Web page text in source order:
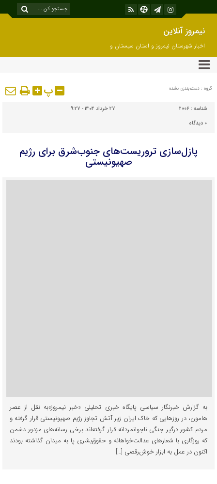
نیمروز آنلاین
اخبار شهرستان نیمروز و استان سیستان و
بلوچستان
گروه : دسته‌بندی نشده پ
شناسه : 2006
۲۷ خرداد ۱۴۰۴ - ۹:۲۷
۰ دیدگاه
پازل‌سازی تروریست‌های جنوب‌شرق برای رژیم
صهیونیستی
به گزارش خبرنگار سیاسی پایگاه خبری تحلیلی «خبر نیمروز»به نقل از عصر
هامون، در روزهایی که خاک ایران زیر آتش تجاوز رژیم صهیونیستی قرار گرفته و
مردم کشور درگیر جنگی ناجوانمردانه قرار گرفته‌اند برخی رسانه‌های مزدور دشمن
که روزگاری با شعارهای عدالت‌خواهانه و حقوق‌بشری پا به میدان گذاشته بودند
اکنون در عمل به ابزار خوش‌رقصی […]